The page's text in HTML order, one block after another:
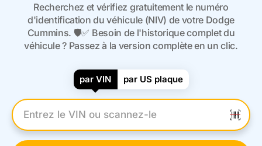
Recherchez et vérifiez gratuitement le numéro
d'identification du véhicule (NIV) de votre Dodge
Cummins. 🛡️✅ Besoin de l'historique complet du
véhicule ? Passez à la version complète en un clic.
par VIN par US plaque
Entrez le numéro VIN